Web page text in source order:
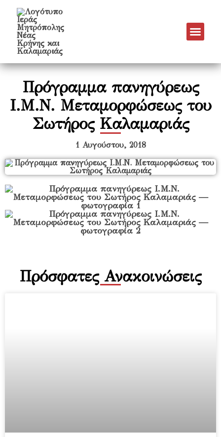
Πρόγραμμα πανηγύρεως
Ι.Μ.Ν. Μεταμορφώσεως του
Σωτήρος Καλαμαριάς
1 Αυγούστου, 2018
Πρόσφατες Ανακοινώσεις